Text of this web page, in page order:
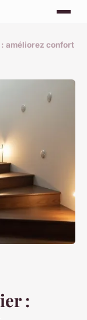
améliorez confort
: